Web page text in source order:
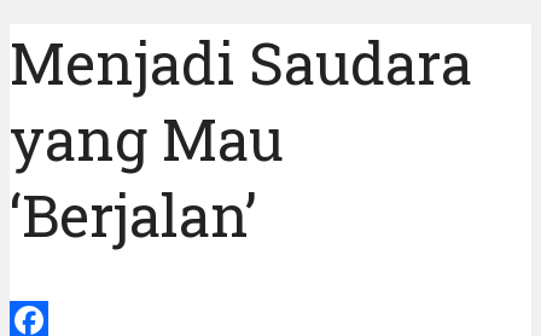
Menjadi Saudara
yang Mau
‘Berjalan’